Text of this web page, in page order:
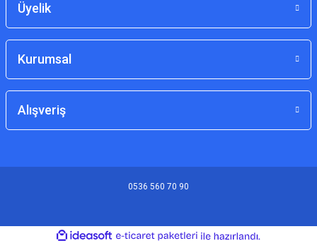
Üyelik
Kurumsal
Alışveriş
0536 560 70 90
ideasoft e-